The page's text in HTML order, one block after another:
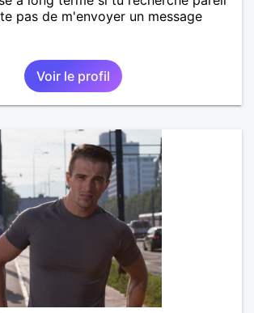
pas de m'envoyer un message
Voir le profil